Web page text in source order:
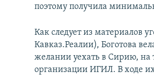
поэтому получила
Как следует из материалов
Кавказ.Реалии), Боготова
желании уехать в Сирию, на
организации ИГИЛ. В ходе